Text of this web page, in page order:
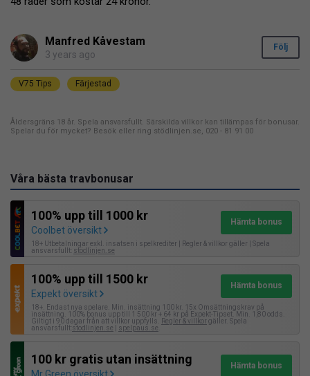
Manfred Kåvestam
3 years ago
Följ
V75 Tips Färjestad
Åldersgräns 18 år. Spela ansvarsfullt. Särskilda villkor kan tillämpas för bonusar.
Spelar du för mycket? Besök eller ring stödlinjen.se, 020 - 81 91 00
Våra bästa travbonusar
100% upp till 1000 kr
Coolbet översikt
Hämta bonus
18+ Utbetalningar exkl. insatsen i spelkrediter | Regler & villkor gäller | Spela
ansvarsfullt: stödlinjen.se
100% upp till 1500 kr
Expekt översikt
Hämta bonus
18+. Endast nya spelare. Min. insättning 100 kr. 15x Omsättningskrav på
insättning. 100% bonus upp till 1 500 kr + 64 kr på Expekt-Tipset. Min. 1,80 odds.
Giltigt i 90 dagar från att villkor uppfylls.
Regler & villkor gäller. Spela
ansvarsfullt: stodlinjen.se spelpaus.se
100 kr gratis utan insättning Hämta bonus